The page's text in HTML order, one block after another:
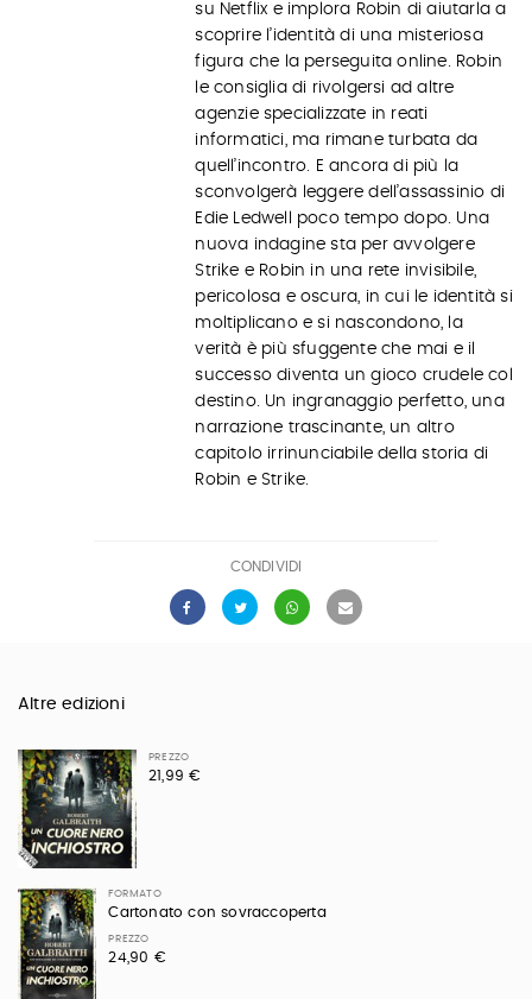
su Netflix e implora Robin di aiutarla a
scoprire l’identità di una misteriosa
figura che la perseguita online. Robin
le consiglia di rivolgersi ad altre
agenzie specializzate in reati
informatici, ma rimane turbata da
quell’incontro. E ancora di più la
sconvolgerà leggere dell’assassinio di
Edie Ledwell poco tempo dopo. Una
nuova indagine sta per avvolgere
Strike e Robin in una rete invisibile,
pericolosa e oscura, in cui le identità si
moltiplicano e si nascondono, la
verità è più sfuggente che mai e il
successo diventa un gioco crudele col
destino. Un ingranaggio perfetto, una
narrazione trascinante, un altro
capitolo irrinunciabile della storia di
Robin e Strike.
CONDIVIDI
Altre edizioni
PREZZO
21,99 €
FORMATO
Cartonato con sovraccoperta
PREZZO
24,90 €